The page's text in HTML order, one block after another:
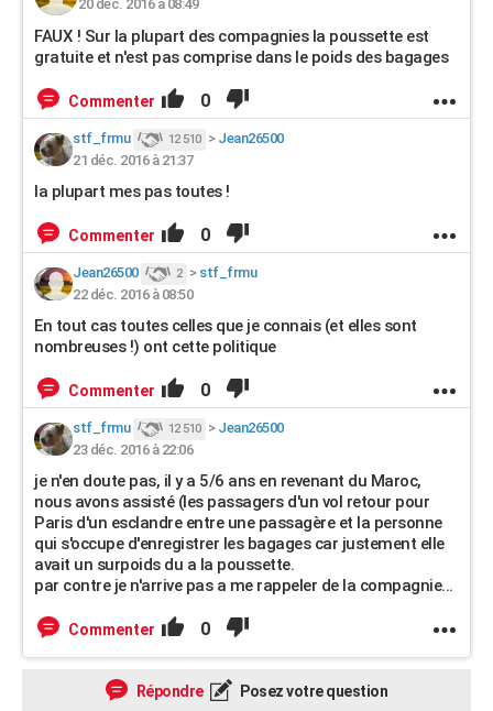
20 déc. 2016 à 08:49
FAUX ! Sur la plupart des compagnies la poussette est
gratuite et n'est pas comprise dans le poids des bagages
Commenter 0
stf_frmu 12 510 > Jean26500
21 déc. 2016 à 21:37
la plupart mes pas toutes !
Commenter 0
Jean26500 2 > stf_frmu
22 déc. 2016 à 08:50
En tout cas toutes celles que je connais (et elles sont
nombreuses !) ont cette politique
Commenter 0
stf_frmu 12 510 > Jean26500
23 déc. 2016 à 22:06
je n'en doute pas, il y a 5/6 ans en revenant du Maroc,
nous avons assisté (les passagers d'un vol retour pour
Paris d'un esclandre entre une passagère et la personne
qui s'occupe d'enregistrer les bagages car justement elle
avait un surpoids du a la poussette.
par contre je n'arrive pas a me rappeler de la compagnie...
Commenter 0
Répondre Posez votre question